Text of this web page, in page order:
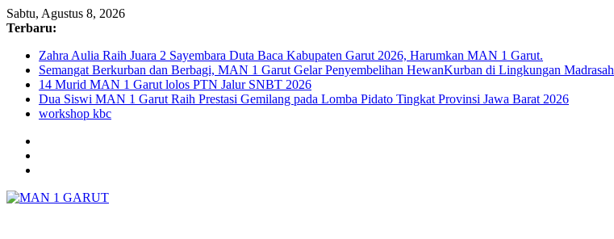
Skip
to
Sabtu, Agustus 8, 2026
Terbaru:
Zahra Aulia Raih Juara 2 Sayembara Duta Baca Kabupaten Garut 2026, Harumkan MAN 1 Garut.
Semangat Berkurban dan Berbagi, MAN 1 Garut Gelar Penyembelihan HewanKurban di Lingkungan Madrasah
14 Murid MAN 1 Garut lolos PTN Jalur SNBT 2026
Dua Siswi MAN 1 Garut Raih Prestasi Gemilang pada Lomba Pidato Tingkat Provinsi Jawa Barat 2026
workshop kbc